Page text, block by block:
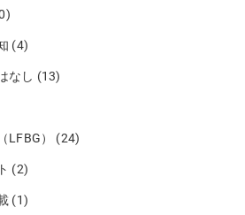
(4)
なし (13)
LFBG） (24)
(2)
(1)